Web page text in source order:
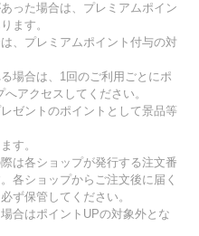
った場合は、プレミアムポイン
ます。
、プレミアムポイント付与の対
場合は、1回のご利用ごとにポ
アクセスしてください。
ゼントのポイントとして景品等
す。
は各ショップが発行する注文番
各ショップからご注文後に届く
ず保管してください。
合はポイントUPの対象外とな